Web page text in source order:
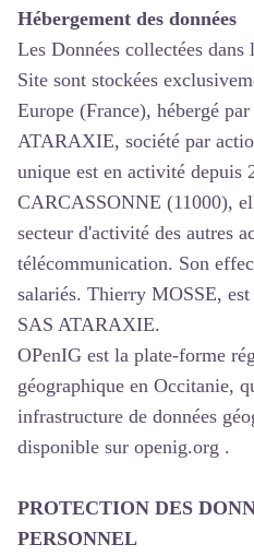
Hébergement des données
Les Données collectées
Site sont stockées
Europe (France), hébergé
ATARAXIE, société par
unique est en activité depuis
CARCASSONNE (11000),
secteur d'activité des autres
télécommunication. Son
salariés. Thierry MOSSE,
SAS ATARAXIE.
OPenIG est la plate-forme
géographique en Occitanie,
infrastructure de données
disponible sur openig.org .
PROTECTION DES
PERSONNEL